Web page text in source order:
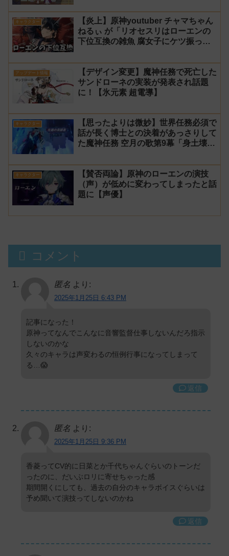
キャラクター
【炎上】原神youtuber チャマちゃん
ねるぃ が「リオセスリはローエンの
下位互換の雑魚 腐女子にケツ振って
アップデート情報
【デザイン変更】魔神任務で死亡した
サンドローネの実装が発表され話題
に！【氷元素 超電導】
キャラクター
【思ったよりは微妙】世界任務必須で
話が長く博士との決着があっさりして
た魔神任務 空月の歌第9幕「身土壊
プラーナ」感想
キャラクター
【賛否両論】原神のローエンの演技
（声）が低めに変わってしまったと話
題に【声優】
コメント
匿名 より:
2025年1月25日 6:43 PM
記事になった！
原神ってなんでこんなに音響監督仕事しないんだろ指示
しないのかな
久々のキャラは声変わるの恒例行事になってしまって
る…😱
返信
匿名 より:
2025年1月25日 9:36 PM
香菱ってCV的に日菜とか千代ちゃんぐらいのトーンだ
ったのに、だいぶロリに寄せちゃった感
期間開くにしても、過去の自分のキャラボイスぐらいは
予め聞いて演技ってしないのかね
返信